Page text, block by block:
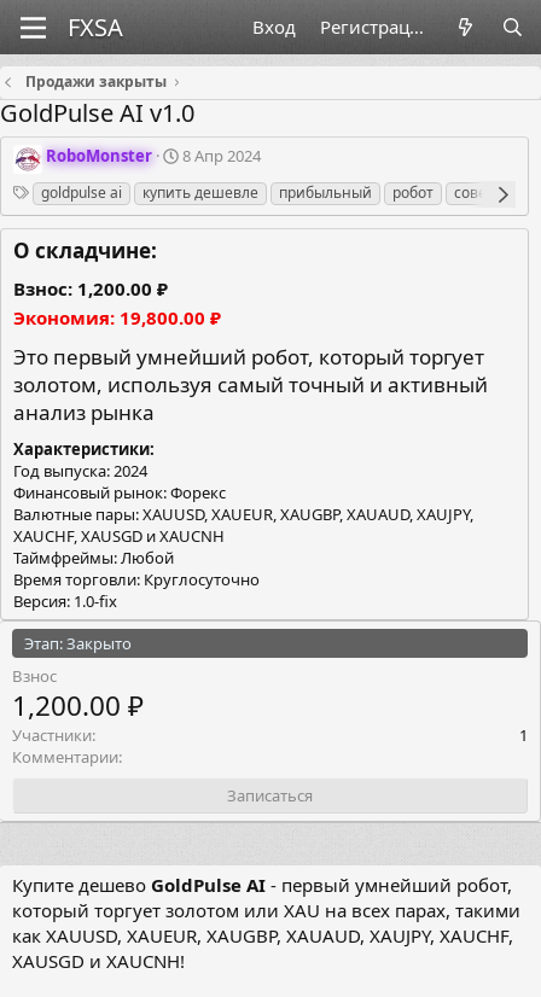
Вход Регистрация
Продажи закрыты
GoldPulse AI v1.0
О
г
а
н
и
з
т
о
RoboMonster
Д
т
а
а
н
я
8 Апр 2024
Теги
goldpulse ai купить дешевле прибыльный робот советник
О складчине:
Взнос 1,200.00 ₽
Экономия 19,800.00 ₽
Это первый умнейший робот, который торгует
золотом, используя самый точный и активный
анализ рынка
Характеристики
Год выпуска: 2024
Финансовый рынок: Форекс
Валютные пары: XAUUSD, XAUEUR, XAUGBP, XAUAUD, XAUJPY,
XAUCHF, XAUSGD и XAUCNH
Таймфреймы: Любой
Время торговли: Круглосуточно
Версия: 1.0-fix
Этап: Закрыто
Взнос
1,200.00 ₽
Участники
1
Комментарии
Записаться
Купите дешево GoldPulse AI - первый умнейший робот,
который торгует золотом или XAU на всех парах, такими
как XAUUSD, XAUEUR, XAUGBP, XAUAUD, XAUJPY, XAUCHF,
XAUSGD и XAUCNH!